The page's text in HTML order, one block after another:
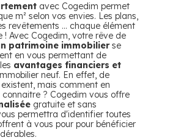
avec Cogedim permet
m² selon vos envies. Les plans,
revêtements ... chaque élément
! Avec Cogedim, votre rêve de
patrimoine immobilierse
en vous permettant de
avantages financiers et
neuf. En effet, de
mais comment en
? Cogedim vous offre
gratuite et sans
permettra d'identifier toutes
à vous pour pour bénéficier